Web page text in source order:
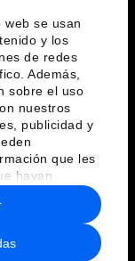
web se usan
y los
de redes
Además,
sobre el uso
nuestros
publicidad y
que les
hayan
que haya
de uso